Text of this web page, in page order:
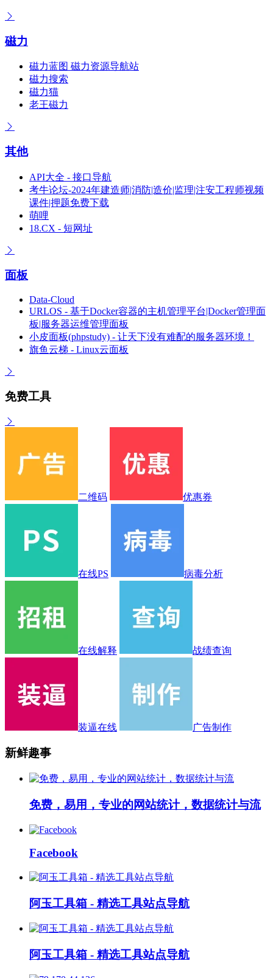
磁力
磁力蓝图 磁力资源导航站
磁力搜索
磁力猫
老王磁力
其他
API大全 - 接口导航
考牛论坛-2024年建造师|消防|造价|监理|注安工程师视频
课件|押题免费下载
萌哩
18.CX - 短网址
面板
Data-Cloud
URLOS - 基于Docker容器的主机管理平台|Docker管理面
板|服务器运维管理面板
小皮面板(phpstudy) - 让天下没有难配的服务器环境！
旗鱼云梯 - Linux云面板
免费工具
二维码 优惠券
在线PS 病毒分析
在线解释 战绩查询
装逼在线 广告制作
新鲜趣事
免费，易用，专业的网站统计，数据统计与流
Facebook
阿玉工具箱 - 精选工具站点导航
阿玉工具箱 - 精选工具站点导航